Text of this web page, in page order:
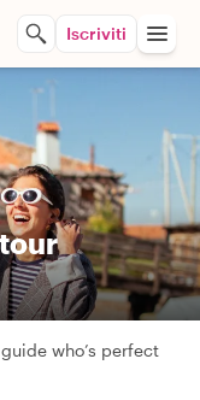
Iscriviti
who’s perfect